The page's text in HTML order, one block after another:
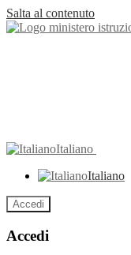
Salta al contenuto
Italiano
Italiano
Accedi
Accedi